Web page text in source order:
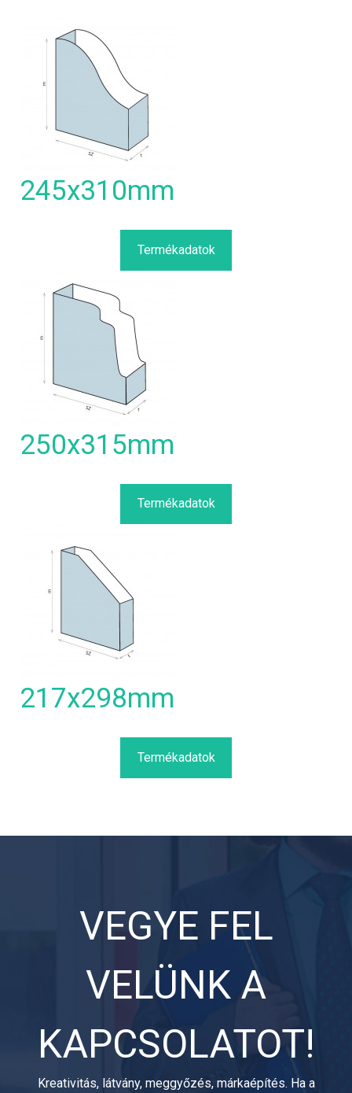
245x310mm
Termékadatok
250x315mm
Termékadatok
217x298mm
Termékadatok
VEGYE FEL
VELÜNK A
KAPCSOLATOT!
Kreativitás, látvány, meggyőzés, márkaépítés. Ha a